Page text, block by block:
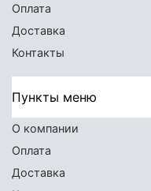
Оплата
Доставка
Контакты
Пункты меню
О компании
Оплата
Доставка